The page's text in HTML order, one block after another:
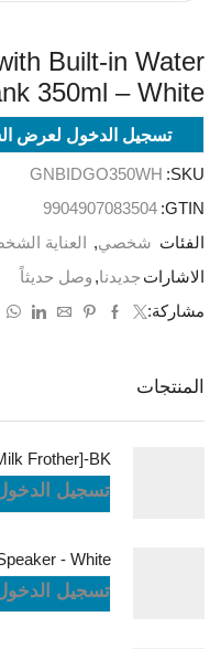
Built-in Water
350ml – White
تسجيل الدخول لعرض
SKU:
GNBIDGO350WH
GTIN:
9904907083504
الفئات شخصي,
العناية
الاشارات جديدنا, وصل حديثاً
مشاركة:
المنتجات
تسجيل
تسجيل